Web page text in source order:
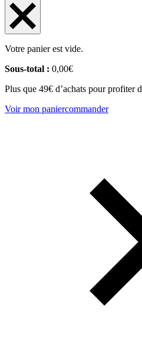
Votre panier est vide.
Sous-total : 0,00€
Plus que 49€ d’achats pour profiter
Voir mon paniercommander